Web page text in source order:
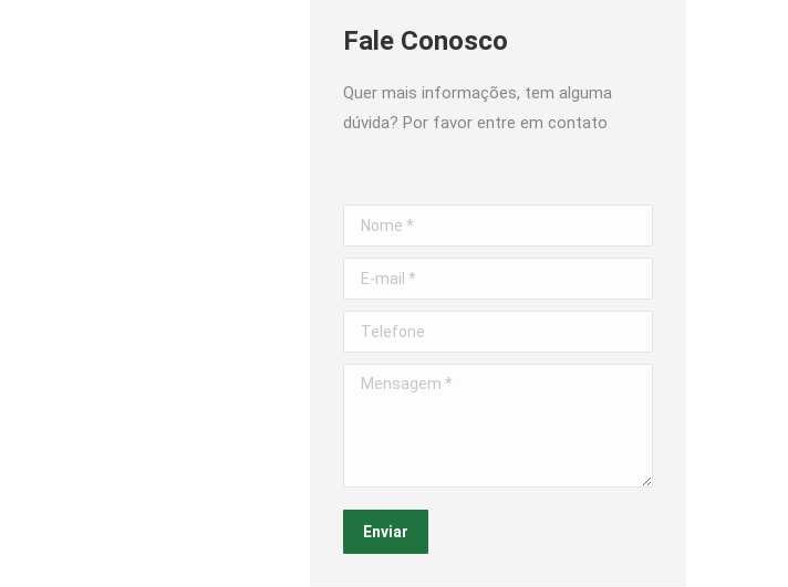
Fale Conosco
Quer mais informações, tem alguma
dúvida? Por favor entre em contato
Nome *
E-mail *
Telefone
Mensagem *
Enviar